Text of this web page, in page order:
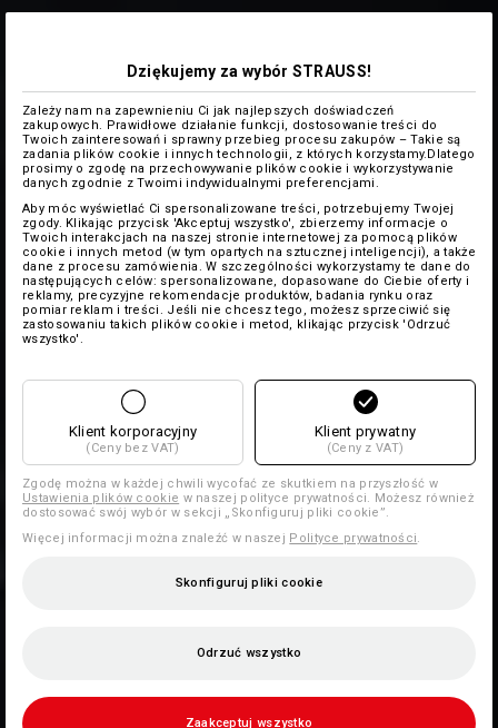
Dziękujemy za wybór STRAUSS!
Zależy nam na zapewnieniu Ci jak najlepszych doświadczeń
zakupowych. Prawidłowe działanie funkcji, dostosowanie treści do
Twoich zainteresowań i sprawny przebieg procesu zakupów – Takie są
zadania plików cookie i innych technologii, z których korzystamy.Dlatego
prosimy o zgodę na przechowywanie plików cookie i wykorzystywanie
danych zgodnie z Twoimi indywidualnymi preferencjami.
Aby móc wyświetlać Ci spersonalizowane treści, potrzebujemy Twojej
zgody. Klikając przycisk 'Akceptuj wszystko', zbierzemy informacje o
Twoich interakcjach na naszej stronie internetowej za pomocą plików
cookie i innych metod (w tym opartych na sztucznej inteligencji), a także
dane z procesu zamówienia. W szczególności wykorzystamy te dane do
następujących celów: spersonalizowane, dopasowane do Ciebie oferty i
reklamy, precyzyjne rekomendacje produktów, badania rynku oraz
pomiar reklam i treści. Jeśli nie chcesz tego, możesz sprzeciwić się
zastosowaniu takich plików cookie i metod, klikając przycisk 'Odrzuć
wszystko'.
Klient korporacyjny
(Ceny bez VAT)
Klient prywatny
(Ceny z VAT)
Zgodę można w każdej chwili wycofać ze skutkiem na przyszłość w
Ustawienia plików cookie w naszej polityce prywatności. Możesz również
dostosować swój wybór w sekcji „Skonfiguruj pliki cookie”.
Więcej informacji można znaleźć w naszej Polityce prywatności
Skonfiguruj pliki cookie
Odrzuć wszystko
Zaakceptuj wszystko